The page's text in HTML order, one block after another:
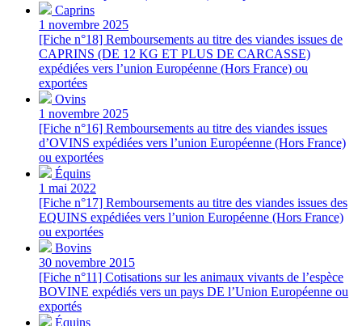
Caprins
1 novembre 2025
[Fiche n°18] Remboursements au titre des viandes issues de
CAPRINS (DE 12 KG ET PLUS DE CARCASSE)
expédiées vers l’union Européenne (Hors France) ou
exportées
Ovins
1 novembre 2025
[Fiche n°16] Remboursements au titre des viandes issues
d’OVINS expédiées vers l’union Européenne (Hors France)
ou exportées
Équins
1 mai 2022
[Fiche n°17] Remboursements au titre des viandes issues des
EQUINS expédiées vers l’union Européenne (Hors France)
ou exportées
Bovins
30 novembre 2015
[Fiche n°11] Cotisations sur les animaux vivants de l’espèce
BOVINE expédiés vers un pays DE l’Union Européenne ou
exportés
Équins